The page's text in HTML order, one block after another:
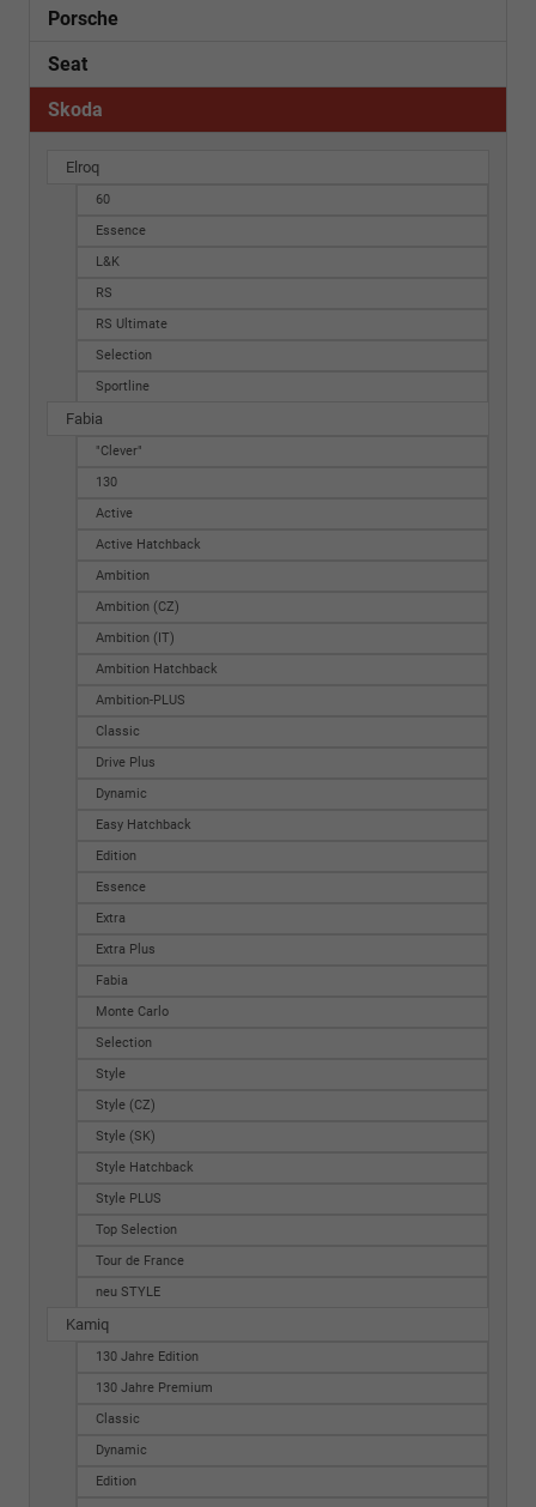
Porsche
Seat
Skoda
Elroq
60
Essence
L&K
RS
RS Ultimate
Selection
Sportline
Fabia
"Clever"
130
Active
Active Hatchback
Ambition
Ambition (CZ)
Ambition (IT)
Ambition Hatchback
Ambition-PLUS
Classic
Drive Plus
Dynamic
Easy Hatchback
Edition
Essence
Extra
Extra Plus
Fabia
Monte Carlo
Selection
Style
Style (CZ)
Style (SK)
Style Hatchback
Style PLUS
Top Selection
Tour de France
neu STYLE
Kamiq
130 Jahre Edition
130 Jahre Premium
Classic
Dynamic
Edition